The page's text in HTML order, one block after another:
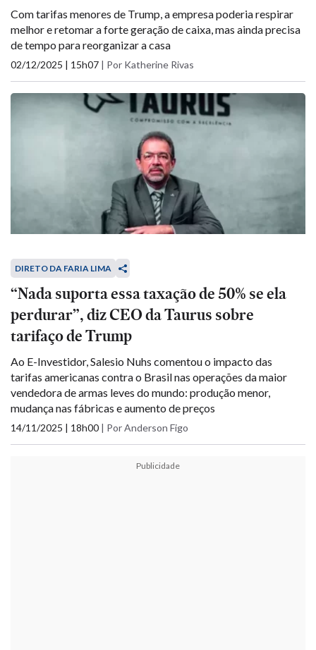
Com tarifas menores de Trump, a empresa poderia respirar
melhor e retomar a forte geração de caixa, mas ainda precisa
de tempo para reorganizar a casa
02/12/2025 | 15h07 | Por Katherine Rivas
DIRETO DA FARIA LIMA
“Nada suporta essa taxação de 50% se ela
perdurar”, diz CEO da Taurus sobre
tarifaço de Trump
Ao E-Investidor, Salesio Nuhs comentou o impacto das
tarifas americanas contra o Brasil nas operações da maior
vendedora de armas leves do mundo: produção menor,
mudança nas fábricas e aumento de preços
14/11/2025 | 18h00 | Por Anderson Figo
Publicidade